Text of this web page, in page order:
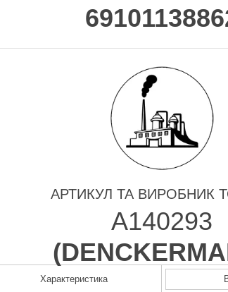
АРТИКУЛ ТА ВИРОБНИК
A140293
(
Характеристика